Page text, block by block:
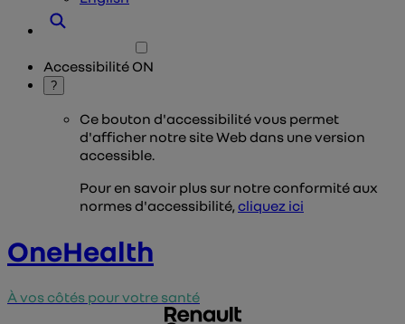
Accessibilité ON
?
Ce bouton d'accessibilité vous permet
d'afficher notre site Web dans une version
accessible.
Pour en savoir plus sur notre conformité aux
normes d'accessibilité,cliquez ici
OneHealth
À vos côtés pour votre santé